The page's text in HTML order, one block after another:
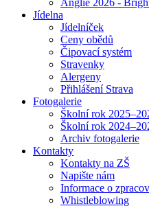
Anglie 2026 -
Jídelna
Jídelníček
Ceny obědů
Čipovací systém
Stravenky
Alergeny
Přihlášení Strava
Fotogalerie
Školní rok
Školní rok
Archiv fotogalerie
Kontakty
Kontakty na ZŠ
Napište nám
Informace o
Whistleblowing